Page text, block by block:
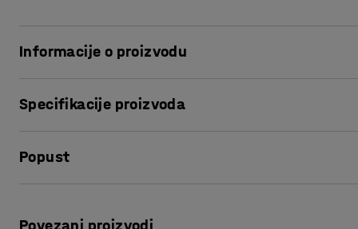
Informacije o proizvodu
ovom stolnom utičnicom dobivate praktičan dodatak na
Sadrži električnu utičnicu i otvore za kablove. Možete je
Specifikacije proizvoda
Promjer:
1 utičnica, 4 otvora za kablove
Popust
Povezani proizvodi